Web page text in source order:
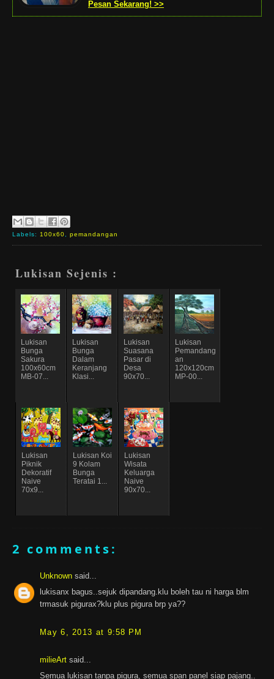
Pesan Sekarang! >>
Labels: 100x60 ,pemandangan
Lukisan Sejenis :
Lukisan
Bunga
Sakura
100x60cm
MB-07...
Lukisan
Bunga
Dalam
Keranjang
Klasi...
Lukisan
Suasana
Pasar di
Desa
90x70...
Lukisan
Pemandang
an
120x120cm
MP-00...
Lukisan
Piknik
Dekoratif
Naive
70x9...
Lukisan Koi
9 Kolam
Bunga
Teratai 1...
Lukisan
Wisata
Keluarga
Naive
90x70...
2 comments:
Unknown said...
lukisanx bagus..sejuk dipandang.klu boleh tau ni harga blm
trmasuk pigurax?klu plus pigura brp ya??
May 6, 2013 at 9:58 PM
milieArt said...
Semua lukisan tanpa pigura, semua span panel siap pajang..